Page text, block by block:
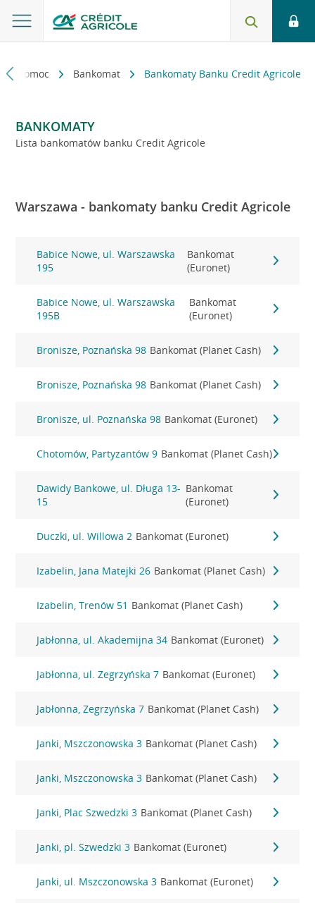
i pomoc Bankomat Bankomaty Banku Credit Agricole
BANKOMATY
Lista bankomatów banku Credit Agricole
Warszawa - bankomaty banku Credit Agricole
Babice Nowe, ul. Warszawska
195
Bankomat
(Euronet)
Babice Nowe, ul. Warszawska
195B
Bankomat
(Euronet)
Bronisze, Poznańska 98 Bankomat (Planet Cash)
Bronisze, Poznańska 98 Bankomat (Planet Cash)
Bronisze, ul. Poznańska 98 Bankomat (Euronet)
Chotomów, Partyzantów 9 Bankomat (Planet Cash)
Dawidy Bankowe, ul. Długa 13-
15
Bankomat
(Euronet)
Duczki, ul. Willowa 2 Bankomat (Euronet)
Izabelin, Jana Matejki 26 Bankomat (Planet Cash)
Izabelin, Trenów 51 Bankomat (Planet Cash)
Jabłonna, ul. Akademijna 34 Bankomat (Euronet)
Jabłonna, ul. Zegrzyńska 7 Bankomat (Euronet)
Jabłonna, Zegrzyńska 7 Bankomat (Planet Cash)
Janki, Mszczonowska 3 Bankomat (Planet Cash)
Janki, Mszczonowska 3 Bankomat (Planet Cash)
Janki, Plac Szwedzki 3 Bankomat (Planet Cash)
Janki, pl. Szwedzki 3 Bankomat (Euronet)
Janki, ul. Mszczonowska 3 Bankomat (Euronet)